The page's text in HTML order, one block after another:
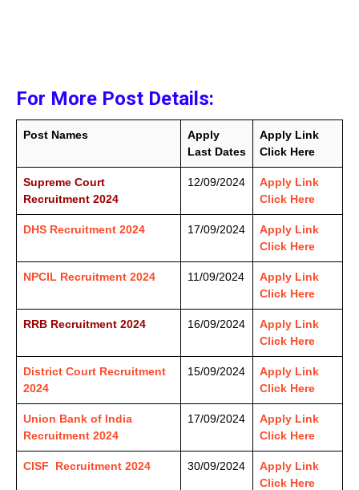
For More Post Details:
Post Names
Apply
Last Dates
Apply Link
Click Here
Supreme Court
Recruitment 2024
12/09/2024
Apply Link
Click Here
DHS Recruitment 2024 17/09/2024
Apply Link
Click Here
NPCIL Recruitment 2024 11/09/2024
Apply Link
Click Here
RRB Recruitment 2024 16/09/2024
Apply Link
Click Here
District Court Recruitment
2024
15/09/2024
Apply Link
Click Here
Union Bank of India
Recruitment 2024
17/09/2024
Apply Link
Click Here
CISF Recruitment 2024 30/09/2024
Apply Link
Click Here